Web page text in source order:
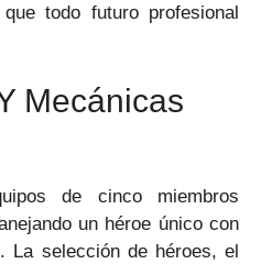
todo futuro profesional
Mecánicas
de cinco miembros
un héroe único con
La selección de héroes, el